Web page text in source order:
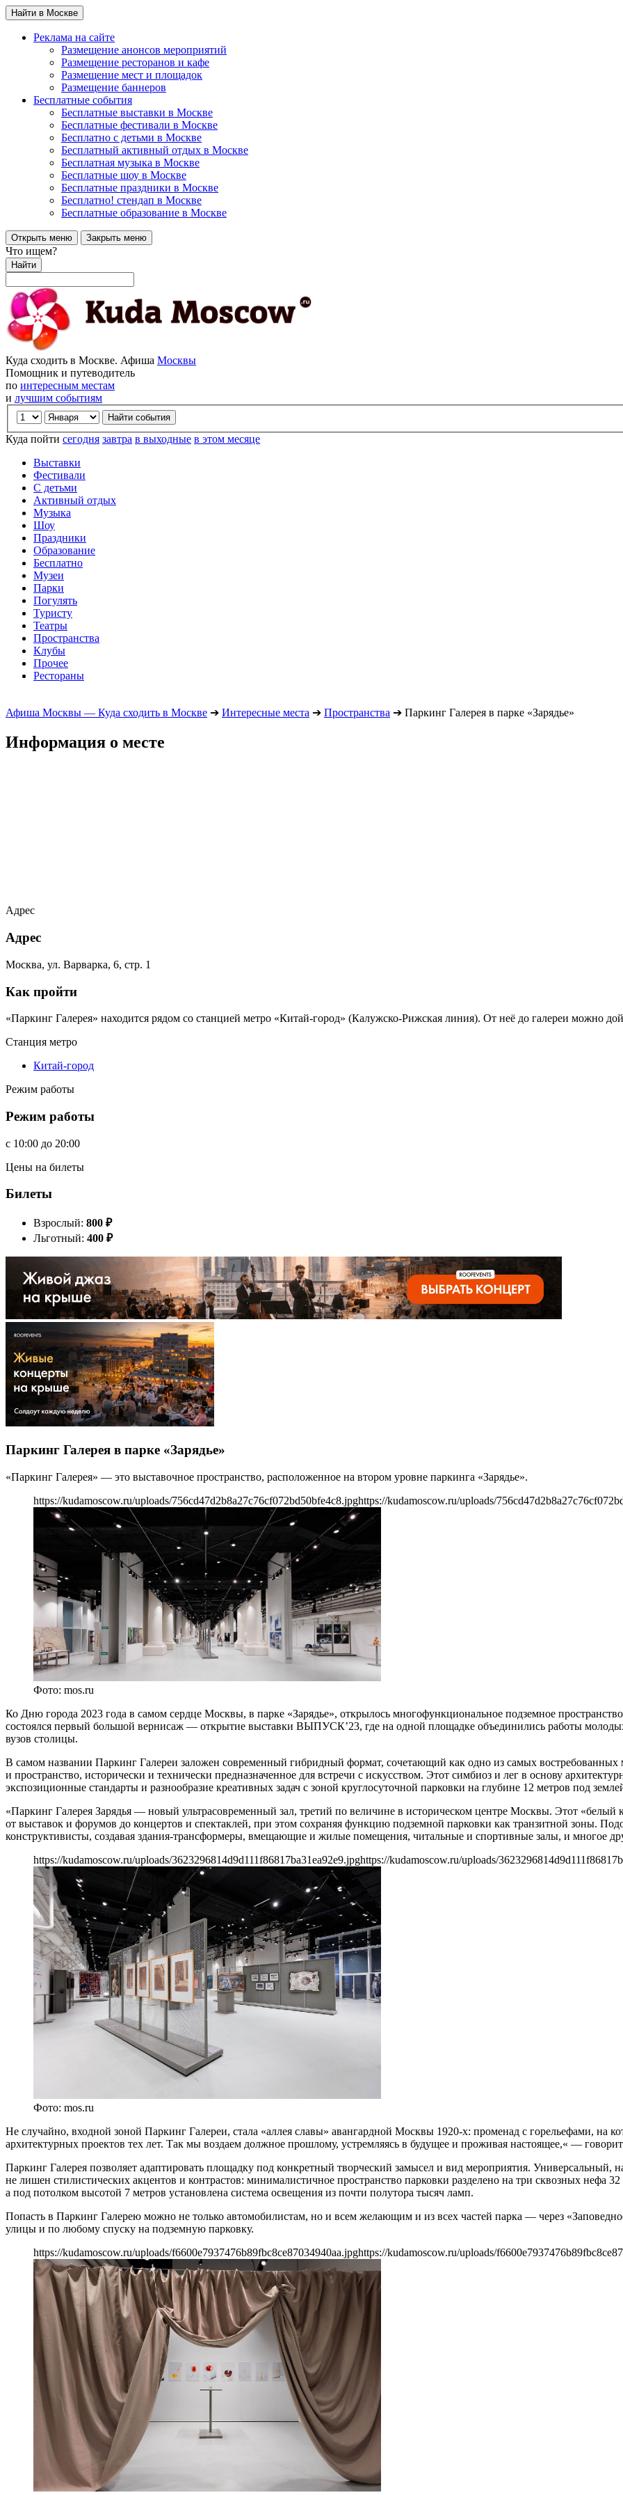
Найти в Москве
Реклама на сайте
Размещение анонсов мероприятий
Размещение ресторанов и кафе
Размещение мест и площадок
Размещение баннеров
Бесплатные события
Бесплатные выставки в Москве
Бесплатные фестивали в Москве
Бесплатно с детьми в Москве
Бесплатный активный отдых в Москве
Бесплатная музыка в Москве
Бесплатные шоу в Москве
Бесплатные праздники в Москве
Бесплатно! стендап в Москве
Бесплатные образование в Москве
Открыть меню Закрыть меню
Что ищем?
Найти
Куда сходить в Москве. Афиша Москвы
Помощник и путеводитель
по интересным местам
и лучшим событиям
Куда пойти сегодня завтра в выходные в этом месяце
Выставки
Фестивали
С детьми
Активный отдых
Музыка
Шоу
Праздники
Образование
Бесплатно
Музеи
Парки
Погулять
Туристу
Театры
Пространства
Клубы
Прочее
Рестораны
Афиша Москвы — Куда сходить в Москве ➔ Интересные места ➔ Пространства ➔ Паркинг Галерея в парке «Зарядье»
Информация о месте
Адрес
Адрес
Москва, ул. Варварка, 6, стр. 1
Как пройти
«Паркинг Галерея» находится рядом со станцией метро «Китай-город» (Калужско-Рижская линия). От неё до галереи можно
Станция метро
Китай-город
Режим работы
Режим работы
c 10:00 до 20:00
Цены на билеты
Билеты
Взрослый: 800 ₽
Льготный: 400 ₽
Паркинг Галерея в парке «Зарядье»
«Паркинг Галерея» — это выставочное пространство, расположенное на втором уровне паркинга «Зарядье».
https://kudamoscow.ru/uploads/756cd47d2b8a27c76cf072bd50bfe4c8.jpghttps://kudamoscow.ru/uploads/
Фото: mos.ru
Ко Дню города 2023 года в самом сердце Москвы, в парке «Зарядье», открылось многофункциональное подземное
состоялся первый большой вернисаж — открытие выставки ВЫПУСК’23, где на одной площадке объединились работы
вузов столицы.
В самом названии Паркинг Галереи заложен современный гибридный формат, сочетающий как одно из самых востребованных
и пространство, исторически и технически предназначенное для встречи с искусством. Этот симбиоз и лег в основу
экспозиционные стандарты и разнообразие креативных задач с зоной круглосуточной парковки на глубине 12 метров под
«Паркинг Галерея Зарядья — новый ультрасовременный зал, третий по величине в историческом центре Москвы. Этот «белый
от выставок и форумов до концертов и спектаклей, при этом сохраняя функцию подземной парковки как транзитной зоны.
конструктивисты, создавая здания-трансформеры, вмещающие и жилые помещения, читальные и спортивные залы, и многое
https://kudamoscow.ru/uploads/3623296814d9d111f86817ba31ea92e9.jpghttps://kudamoscow.ru/uploads/
Фото: mos.ru
Не случайно, входной зоной Паркинг Галереи, стала «аллея славы» авангардной Москвы 1920-х: променад с горельефами, на
архитектурных проектов тех лет. Так мы воздаем должное прошлому, устремляясь в будущее и проживая настоящее,« —
Паркинг Галерея позволяет адаптировать площадку под конкретный творческий замысел и вид мероприятия. Универсальный,
не лишен стилистических акцентов и контрастов: минималистичное пространство парковки разделено на три сквозных нефа
а под потолком высотой 7 метров установлена система освещения из почти полутора тысяч ламп.
Попасть в Паркинг Галерею можно не только автомобилистам, но и всем желающим и из всех частей парка — через
улицы и по любому спуску на подземную парковку.
https://kudamoscow.ru/uploads/f6600e7937476b89fbc8ce87034940aa.jpghttps://kudamoscow.ru/uploads/